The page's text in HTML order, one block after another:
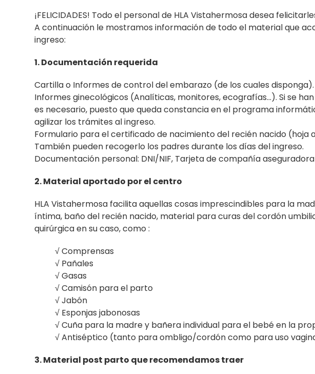
¡FELICIDADES! Todo el personal de HLA Vistahermosa desea
A continuación le mostramos información de todo el material que
ingreso:
1. Documentación requerida
Cartilla o Informes de control del embarazo (de los cuales disponga).
Informes ginecológicos (Analíticas, monitores, ecografías…). Si se
es necesario, puesto que queda constancia en el programa
agilizar los trámites al ingreso.
Formulario para el certificado de nacimiento del recién nacido (hoja
También pueden recogerlo los padres durante los días del ingreso.
Documentación personal: DNI/NIF, Tarjeta de compañía
2. Material aportado por el centro
HLA Vistahermosa facilita aquellas cosas imprescindibles para la
íntima, baño del recién nacido, material para curas del cordón
quirúrgica en su caso, como :
√ Comprensas
√ Pañales
√ Gasas
√ Camisón para el parto
√ Jabón
√ Esponjas jabonosas
√ Cuña para la madre y bañera individual para el bebé en la
√ Antiséptico (tanto para ombligo/cordón como para uso
3. Material post parto que recomendamos traer